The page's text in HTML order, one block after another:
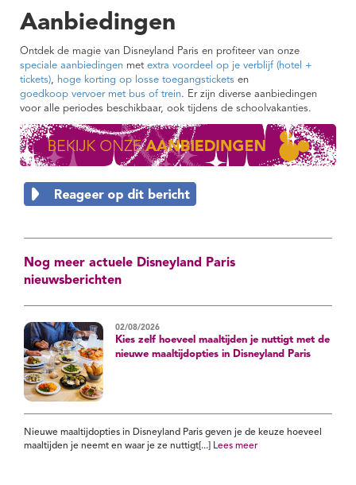
Aanbiedingen
Ontdek de magie van Disneyland Paris en profiteer van onze
speciale aanbiedingen met extra voordeel op je verblijf (hotel +
tickets)
hoge korting op losse toegangstickets en
goedkoop vervoer met bus of trein. Er zijn diverse aanbiedingen
voor alle periodes beschikbaar, ook tijdens de schoolvakanties.
Nog meer actuele Disneyland Paris
nieuwsberichten
02/08/2026
Kies zelf hoeveel maaltijden je nuttigt met de
nieuwe maaltijdopties in Disneyland Paris
Nieuwe maaltijdopties in Disneyland Paris geven je de keuze hoeveel
maaltijden je neemt en waar je ze nuttigt[...]
Lees meer